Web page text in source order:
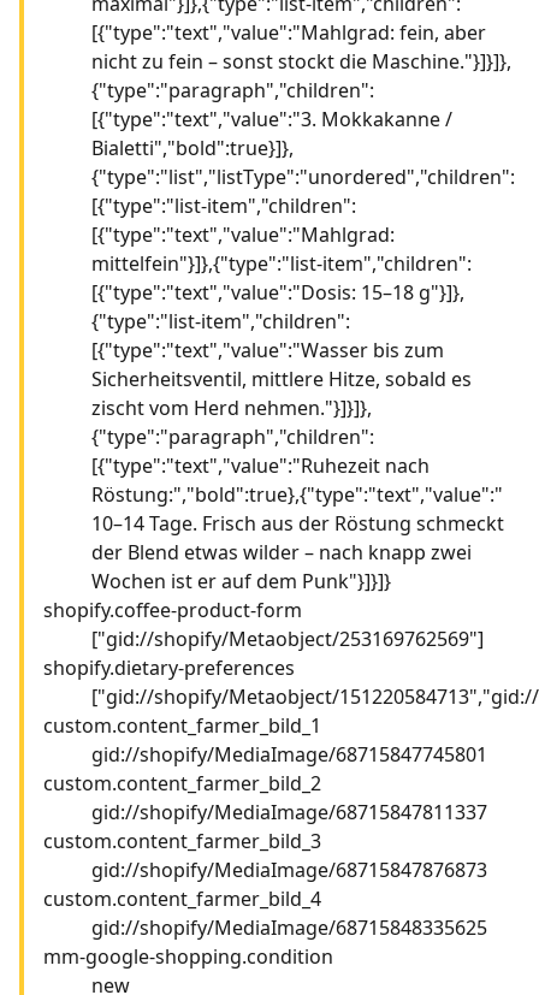
[{"type":"text","value":"Mahlgrad: fein, aber
nicht zu fein – sonst stockt die Maschine."}]}]},
{"type":"paragraph","children":
[{"type":"text","value":"3. Mokkakanne /
Bialetti","bold":true}]},
{"type":"list","listType":"unordered","children":
[{"type":"list-item","children":
[{"type":"text","value":"Mahlgrad:
mittelfein"}]},{"type":"list-item","children":
[{"type":"text","value":"Dosis: 15–18 g"}]},
{"type":"list-item","children":
[{"type":"text","value":"Wasser bis zum
Sicherheitsventil, mittlere Hitze, sobald es
zischt vom Herd nehmen."}]}]},
{"type":"paragraph","children":
[{"type":"text","value":"Ruhezeit nach
Röstung:","bold":true},{"type":"text","value":"
10–14 Tage. Frisch aus der Röstung schmeckt
der Blend etwas wilder – nach knapp zwei
Wochen ist er auf dem Punk"}]}]}
shopify.coffee-product-form
["gid://shopify/Metaobject/253169762569"]
shopify.dietary-preferences
["gid://shopify/Metaobject/
custom.content_farmer_bild_1
gid://shopify/MediaImage/68715847745801
custom.content_farmer_bild_2
gid://shopify/MediaImage/68715847811337
custom.content_farmer_bild_3
gid://shopify/MediaImage/68715847876873
custom.content_farmer_bild_4
gid://shopify/MediaImage/68715848335625
mm-google-shopping.condition
new